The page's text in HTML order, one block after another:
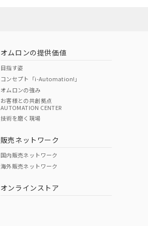
オムロンの提供価値
目指す姿
コンセプト「i-Automation!」
オムロンの強み
お客様との共創拠点
AUTOMATION CENTER
技術を磨く現場
販売ネットワーク
国内販売ネットワーク
海外販売ネットワーク
オンラインストア